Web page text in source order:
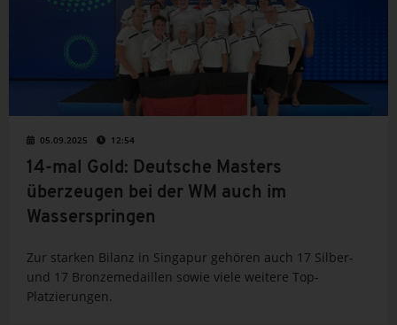
05.09.2025 12:54
14-mal Gold: Deutsche Masters
überzeugen bei der WM auch im
Wasserspringen
Zur starken Bilanz in Singapur gehören auch 17 Silber-
und 17 Bronzemedaillen sowie viele weitere Top-
Platzierungen.